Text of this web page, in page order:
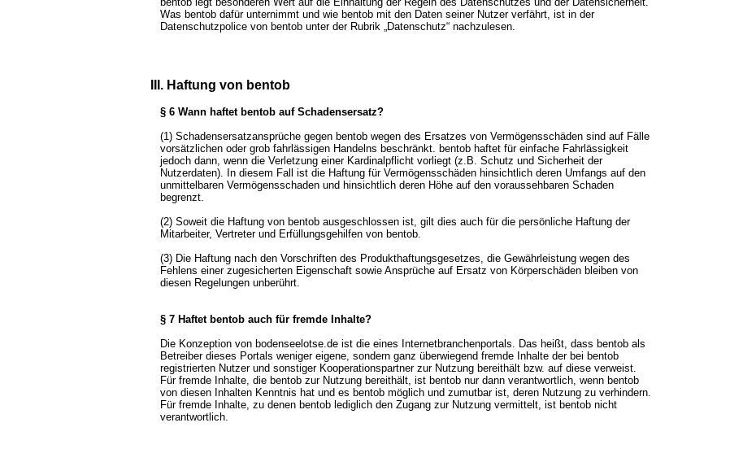
Was bentob dafür unternimmt und wie bentob mit den Daten seiner Nutzer verfährt, ist in der
Datenschutzpolice von bentob unter der Rubrik „Datenschutz“ nachzulesen.
III. Haftung von bentob
§ 6 Wann haftet bentob auf Schadensersatz?
(1) Schadensersatzansprüche gegen bentob wegen des Ersatzes von Vermögensschäden sind auf Fälle
vorsätzlichen oder grob fahrlässigen Handelns beschränkt. bentob haftet für einfache Fahrlässigkeit
jedoch dann, wenn die Verletzung einer Kardinalpflicht vorliegt (z.B. Schutz und Sicherheit der
Nutzerdaten). In diesem Fall ist die Haftung für Vermögensschäden hinsichtlich deren Umfangs auf den
unmittelbaren Vermögensschaden und hinsichtlich deren Höhe auf den voraussehbaren Schaden
begrenzt.
(2) Soweit die Haftung von bentob ausgeschlossen ist, gilt dies auch für die persönliche Haftung der
Mitarbeiter, Vertreter und Erfüllungsgehilfen von bentob.
(3) Die Haftung nach den Vorschriften des Produkthaftungsgesetzes, die Gewährleistung wegen des
Fehlens einer zugesicherten Eigenschaft sowie Ansprüche auf Ersatz von Körperschäden bleiben von
diesen Regelungen unberührt.
§ 7 Haftet bentob auch für fremde Inhalte?
Die Konzeption von bodenseelotse.de ist die eines Internetbranchenportals. Das heißt, dass bentob als
Betreiber dieses Portals weniger eigene, sondern ganz überwiegend fremde Inhalte der bei bentob
registrierten Nutzer und sonstiger Kooperationspartner zur Nutzung bereithält bzw. auf diese verweist.
Für fremde Inhalte, die bentob zur Nutzung bereithält, ist bentob nur dann verantwortlich, wenn bentob
von diesen Inhalten Kenntnis hat und es bentob möglich und zumutbar ist, deren Nutzung zu verhindern.
Für fremde Inhalte, zu denen bentob lediglich den Zugang zur Nutzung vermittelt, ist bentob nicht
verantwortlich.